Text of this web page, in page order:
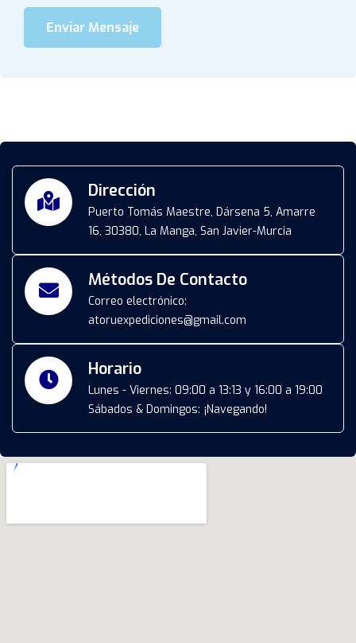
Enviar Mensaje
Dirección
Puerto Tomás Maestre, Dársena 5, Amarre
16, 30380, La Manga, San Javier-Murcia
Métodos De Contacto
Correo electrónico:
atoruexpediciones@gmail.com
Horario
Lunes - Viernes: 09:00 a 13:13 y 16:00 a 19:00
Sábados & Domingos: ¡Navegando!